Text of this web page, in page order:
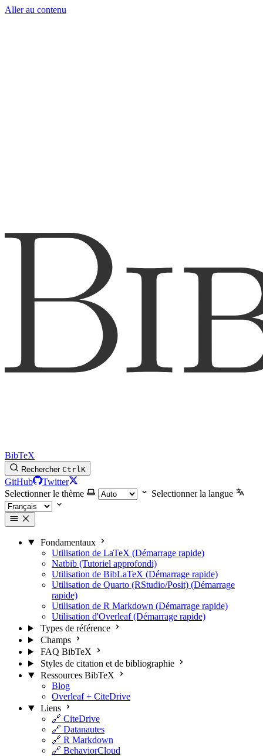
Aller au contenu
BibTeX
Rechercher CtrlK
GitHub
Twitter
Selectionner le thème
Selectionner la langue
Fondamentaux
Utilisation de LaTeX (Démarrage rapide)
Natbib (Tutoriel approfondi)
Utilisation de BibLaTeX (Démarrage rapide)
Utilisation de Quarto (RStudio/Posit) (Démarrage
rapide)
Utilisation de R Markdown (Démarrage rapide)
Utilisation d'Overleaf (Démarrage rapide)
Types de référence
Champs
FAQ BibTeX
Styles de citation et de bibliographie
Ressources BibTeX
Blog
Overleaf + CiteDrive
Liens
🔗 CiteDrive
🔗 Datanautes
🔗 R Markdown
🔗 BehaviorCloud